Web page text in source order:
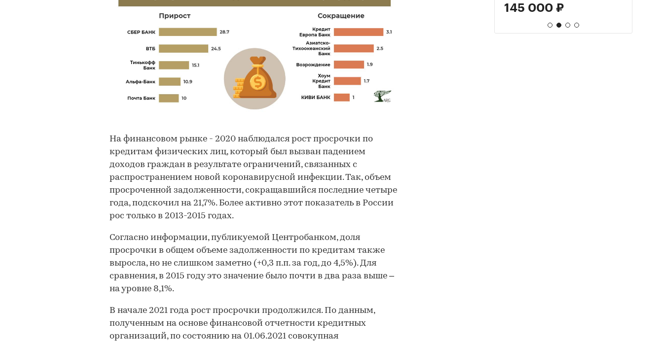
На финансовом рынке - 2020 наблюдался рост просрочки по
кредитам физических лиц, который был вызван падением
доходов граждан в результате ограничений, связанных с
распространением новой коронавирусной инфекции. Так, объем
просроченной задолженности, сокращавшийся последние четыре
года, подскочил на 21,7%. Более активно этот показатель в России
рос только в 2013-2015 годах.
Согласно информации, публикуемой Центробанком, доля
просрочки в общем объеме задолженности по кредитам также
выросла, но не слишком заметно (+0,3 п.п. за год, до 4,5%). Для
сравнения, в 2015 году это значение было почти в два раза выше –
на уровне 8,1%.
В начале 2021 года рост просрочки продолжился. По данным,
полученным на основе финансовой отчетности кредитных
организаций, по состоянию на 01.06.2021 совокупная
199 000 ₽ 145 000 ₽